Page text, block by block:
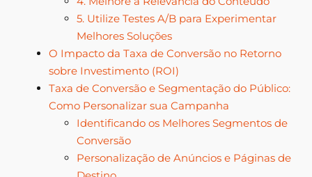
5. Utilize Testes A/B para Experimentar
Melhores Soluções
O Impacto da Taxa de Conversão no Retorno
sobre Investimento (ROI)
Taxa de Conversão e Segmentação do Público:
Como Personalizar sua Campanha
Identificando os Melhores Segmentos de
Conversão
Personalização de Anúncios e Páginas de